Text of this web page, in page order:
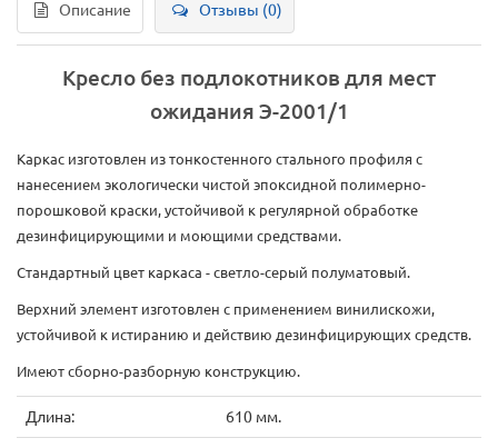
Описание Отзывы (0)
Кресло без подлокотников для мест
ожидания Э-2001/1
Каркас изготовлен из тонкостенного стального профиля с
нанесением экологически чистой эпоксидной полимерно-
порошковой краски, устойчивой к регулярной обработке
дезинфицирующими и моющими средствами.
Стандартный цвет каркаса - светло-серый полуматовый.
Верхний элемент изготовлен с применением винилискожи,
устойчивой к истиранию и действию дезинфицирующих средств.
Имеют сборно-разборную конструкцию.
Длина: 610 мм.